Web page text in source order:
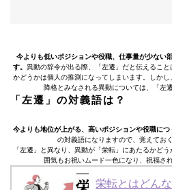
今よりも低いポジションや役職、仕事量が少ない
す。 異動の辞令が出る際、「左遷」だと伝えること
かどうかは個人の推測になってしまいます。しか
降格とみなされる異動については、「左
「左遷」の対義語は？
今よりも地位が上がる、高いポジションや役職に
の対義語になりますので、覚えてお
「左遷」と異なり、異動が「栄転」にあたるかど
囲気もお祝いムード一色になり、祝福さ
栄転とはどん